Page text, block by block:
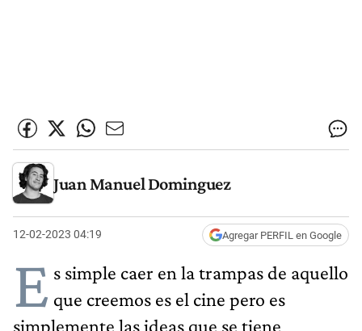
Juan Manuel Dominguez
12-02-2023 04:19 Agregar PERFIL en Google
E s simple caer en la trampas de aquello
que creemos es el cine pero es
simplemente las ideas que se tiene